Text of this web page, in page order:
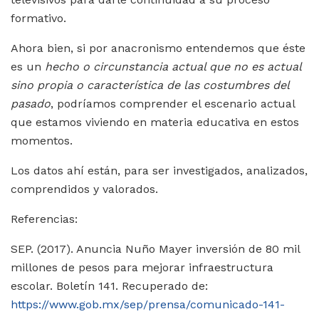
formativo.
Ahora bien, si por anacronismo entendemos que éste
es un hecho o circunstancia actual que no es actual
sino propia o característica de las costumbres del
pasado, podríamos comprender el escenario actual
que estamos viviendo en materia educativa en estos
momentos.
Los datos ahí están, para ser investigados, analizados,
comprendidos y valorados.
Referencias:
SEP. (2017). Anuncia Nuño Mayer inversión de 80 mil
millones de pesos para mejorar infraestructura
escolar. Boletín 141. Recuperado de:
https://www.gob.mx/sep/prensa/comunicado-141-